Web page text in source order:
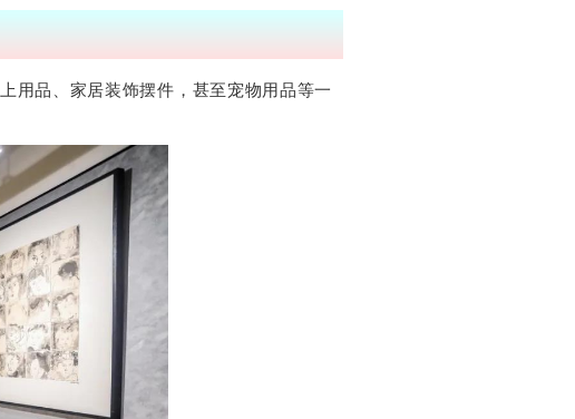
用品、家居装饰摆件，甚至宠物用品等一